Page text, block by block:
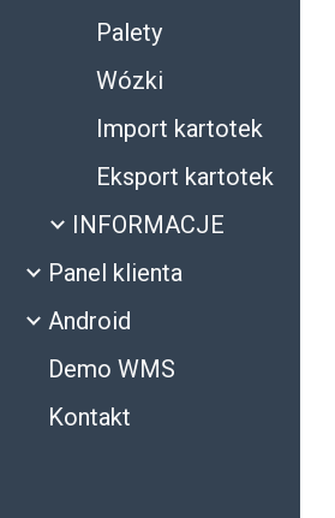
Palety
Wózki
Import kartotek
Eksport kartotek
INFORMACJE
Panel klienta
Android
Demo WMS
Kontakt